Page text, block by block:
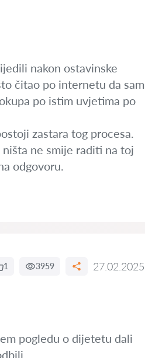
nakon ostavinske
čitao po internetu da sam
po istim uvjetima po
zastara tog procesa.
ne smije raditi na toj
odgovoru.
1 3959 27.02.2025
pogledu o dijetetu dali